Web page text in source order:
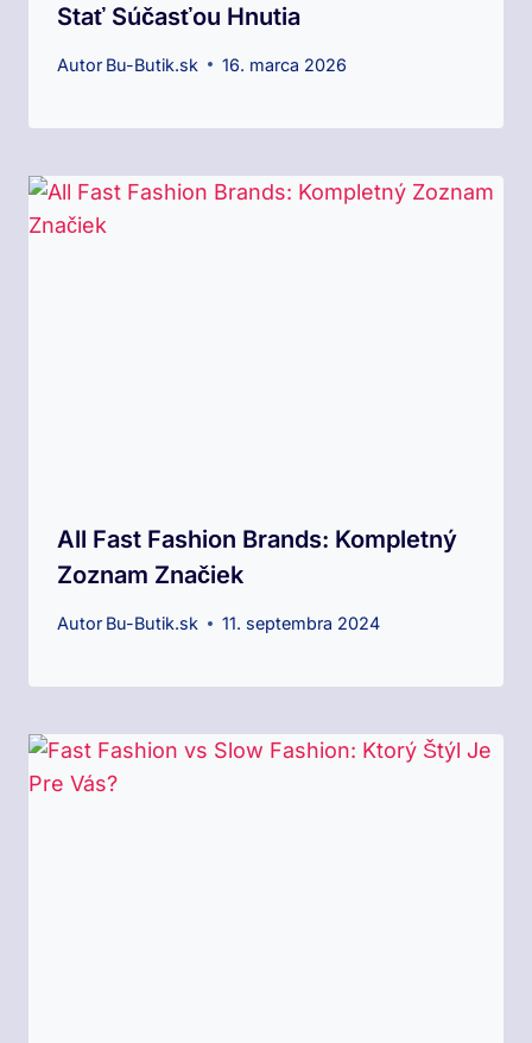
Stať Súčasťou Hnutia
Autor Bu-Butik.sk 16. marca 2026
All Fast Fashion Brands: Kompletný
Zoznam Značiek
Autor Bu-Butik.sk 11. septembra 2024